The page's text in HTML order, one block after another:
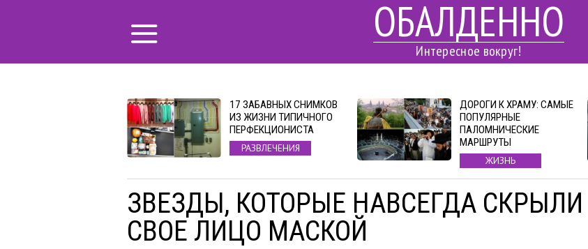
ОБАЛДЕННО
Интересное вокруг!
17 ЗАБАВНЫХ СНИМКОВ
ИЗ ЖИЗНИ ТИПИЧНОГО
ПЕРФЕКЦИОНИСТА
РАЗВЛЕЧЕНИЯ
ДОРОГИ К ХРАМУ: CАМЫЕ
ПОПУЛЯРНЫЕ
ПАЛОМНИЧЕСКИЕ
МАРШРУТЫ
ЖИЗНЬ
ЗВЕЗДЫ, КОТОРЫЕ НАВСЕГДА СКРЫЛИ
СВОЕ ЛИЦО МАСКОЙ